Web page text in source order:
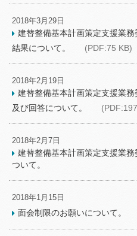
2018年3月29日
建替整備基本計画策定支援業
結果について。
(PDF:75 KB)
2018年2月19日
建替整備基本計画策定支援業
及び回答について。
2018年2月7日
建替整備基本計画策定支援業
ついて。
2018年1月15日
面会制限のお願いについて。